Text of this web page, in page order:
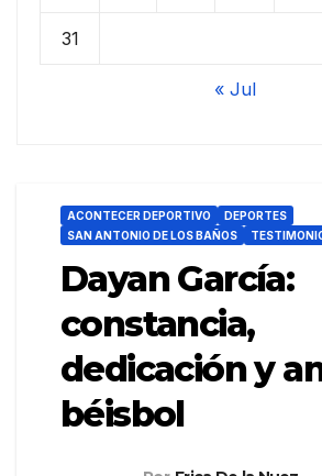
31
« Jul
ACONTECER DEPORTIVO
DEPORTES
SAN ANTONIO DE LOS BAÑOS
Dayan García:
constancia,
dedicación y
béisbol